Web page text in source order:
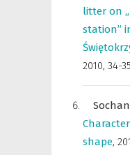
litter on
station”
2010, 34-35
shape,